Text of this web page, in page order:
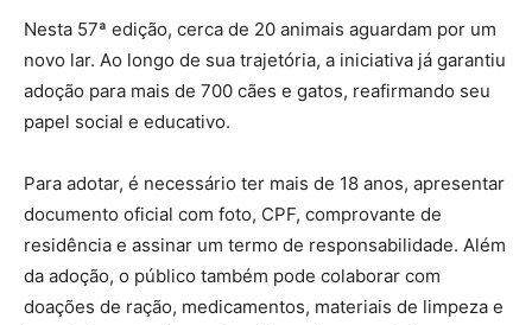
Nesta 57ª edição, cerca de 20 animais aguardam por um
novo lar. Ao longo de sua trajetória, a iniciativa já garantiu
adoção para mais de 700 cães e gatos, reafirmando seu
papel social e educativo.
Para adotar, é necessário ter mais de 18 anos, apresentar
documento oficial com foto, CPF, comprovante de
residência e assinar um termo de responsabilidade. Além
da adoção, o público também pode colaborar com
doações de ração, medicamentos, materiais de limpeza e